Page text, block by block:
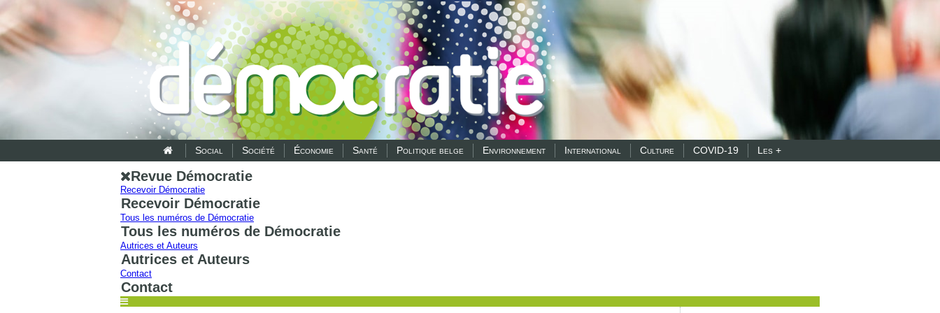
Social Société Économie Santé Politique belge Environnement International Culture COVID-19 Les +
Revue Démocratie
Recevoir Démocratie
Recevoir Démocratie
Tous les numéros de Démocratie
Tous les numéros de Démocratie
Autrices et Auteurs
Autrices et Auteurs
Contact
Contact